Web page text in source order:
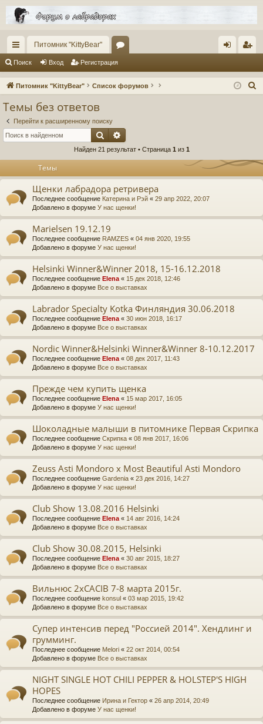
с
ы
Питомник "KittyBear"
ор
ум д ис
Поиск Вход Регистрация
Питомник "KittyBear" Список форумов
Темы без ответов
Перейти к расширенному поиску
Поиск
Найден 21 результат • Страница 1 из 1
Темы
Щенки лабрадора ретривера
Последнее сообщение Катерина и Рэй « 29 апр 2022, 20:07
Добавлено в форуме У нас щенки!
Marielsen 19.12.19
Последнее сообщение RAMZES « 04 янв 2020, 19:55
Добавлено в форуме У нас щенки!
Helsinki Winner&Winner 2018, 15-16.12.2018
Последнее сообщение Elena « 15 дек 2018, 12:46
Добавлено в форуме Все о выставках
Labrador Specialty Kotka Финляндия 30.06.2018
Последнее сообщение Elena « 30 июн 2018, 16:17
Добавлено в форуме Все о выставках
Nordic Winner&Helsinki Winner&Winner 8-10.12.2017
Последнее сообщение Elena « 08 дек 2017, 11:43
Добавлено в форуме Все о выставках
Прежде чем купить щенка
Последнее сообщение Elena « 15 мар 2017, 16:05
Добавлено в форуме У нас щенки!
Шоколадные малыши в питомнике Первая Скрипка
Последнее сообщение Скрипка « 08 янв 2017, 16:06
Добавлено в форуме У нас щенки!
Zeuss Asti Mondoro x Most Beautiful Asti Mondoro
Последнее сообщение Gardenia « 23 дек 2016, 14:27
Добавлено в форуме У нас щенки!
Club Show 13.08.2016 Helsinki
Последнее сообщение Elena « 14 авг 2016, 14:24
Добавлено в форуме Все о выставках
Club Show 30.08.2015, Helsinki
Последнее сообщение Elena « 30 авг 2015, 18:27
Добавлено в форуме Все о выставках
Вильнюс 2хCACIB 7-8 марта 2015г.
Последнее сообщение konsul « 03 мар 2015, 19:42
Добавлено в форуме Все о выставках
Супер интенсив перед "Россией 2014". Хендлинг и
грумминг.
Последнее сообщение Melori « 22 окт 2014, 00:54
Добавлено в форуме Все о выставках
NIGHT SINGLE HOT CHILI PEPPER & HOLSTEP'S HIGH
HOPES
Последнее сообщение Ирина и Гектор « 26 апр 2014, 20:49
Добавлено в форуме У нас щенки!